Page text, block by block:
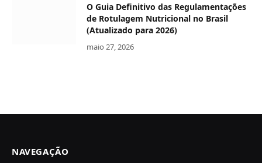
O Guia Definitivo das Regulamentações
de Rotulagem Nutricional no Brasil
(Atualizado para 2026)
maio 27, 2026
NAVEGAÇÃO